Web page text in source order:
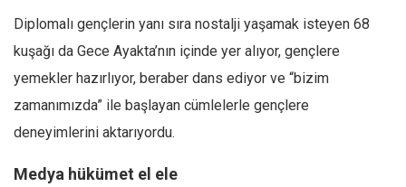
Diplomalı gençlerin yanı sıra nostalji yaşamak isteyen 68
kuşağı da Gece Ayakta’nın içinde yer alıyor, gençlere
yemekler hazırlıyor, beraber dans ediyor ve “bizim
zamanımızda” ile başlayan cümlelerle gençlere
deneyimlerini aktarıyordu.
Medya hükümet el ele